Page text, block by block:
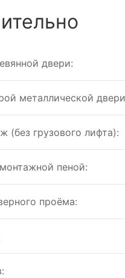
двери:
металлической
(без грузового лифта):
пеной:
проёма: